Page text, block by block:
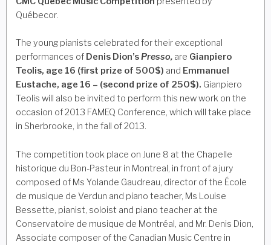
Québecor.
The young pianists celebrated for their exceptional
performances of Denis Dion’sPresso, are Gianpiero
Teolis, age 16 (first prize of 500$) and Emmanuel
Eustache, age 16 – (second prize of 250$). Gianpiero
Teolis will also be invited to perform this new work on the
occasion of 2013 FAMEQ Conference, which will take place
in Sherbrooke, in the fall of 2013.
The competition took place on June 8 at the Chapelle
historique du Bon-Pasteur in Montreal, in front of a jury
composed of Ms Yolande Gaudreau, director of the École
de musique de Verdun and piano teacher, Ms Louise
Bessette, pianist, soloist and piano teacher at the
Conservatoire de musique de Montréal, and Mr. Denis Dion,
Associate composer of the Canadian Music Centre in